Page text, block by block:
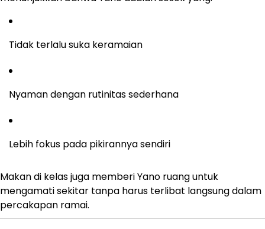
Tidak terlalu suka keramaian
Nyaman dengan rutinitas sederhana
Lebih fokus pada pikirannya sendiri
Makan di kelas juga memberi Yano ruang untuk
mengamati sekitar tanpa harus terlibat langsung dalam
percakapan ramai.